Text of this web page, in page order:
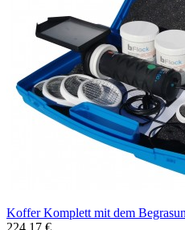
Koffer Komplett mit dem